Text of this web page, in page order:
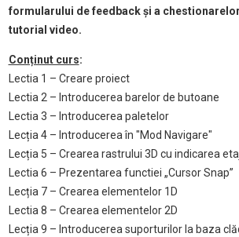
formularului de feedback și a
tutorial video.
Conținut curs:
Lectia 1 – Creare proiect
Lectia 2 – Introducerea barelor de butoane
Lectia 3 – Introducerea paletelor
Lecția 4 – Introducerea în "Mod Navigare"
Lecția 5 – Crearea rastrului 3D cu indicarea
Lectia 6 – Prezentarea functiei „Cursor Snap”
Lecția 7 – Crearea elementelor 1D
Lectia 8 – Crearea elementelor 2D
Lecția 9 – Introducerea suporturilor la baza